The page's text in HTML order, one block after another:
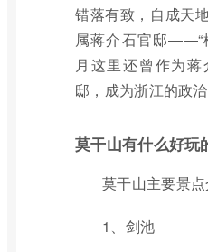
错落有致，自成天
属蒋介石官邸——“
月这里还曾作为
邸，成为浙江的政治
莫干山有什么好玩
莫干山主要景点
1、剑池